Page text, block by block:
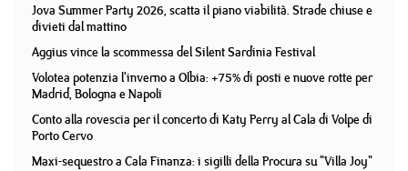
Jova Summer Party 2026, scatta il piano viabilità. Strade chiuse e
divieti dal mattino
Aggius vince la scommessa del Silent Sardinia Festival
Volotea potenzia l'inverno a Olbia: +75% di posti e nuove rotte per
Madrid, Bologna e Napoli
Conto alla rovescia per il concerto di Katy Perry al Cala di Volpe di
Porto Cervo
Maxi-sequestro a Cala Finanza: i sigilli della Procura su "Villa Joy"